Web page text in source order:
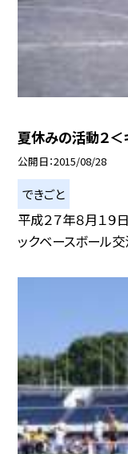
夏休みの活動２＜
公開日 2015/08/28
できごと
平成２７年８月１９
ックベースボール交